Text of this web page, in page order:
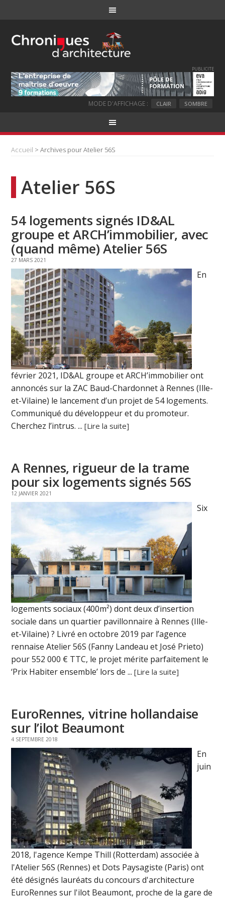
PUBLICITE
MODE D'AFFICHAGE : CLAIR SOMBRE
Accueil > Archives pour Atelier 56S
Atelier 56S
54 logements signés ID&AL
groupe et ARCH’immobilier, avec
(quand même) Atelier 56S
27 MARS 2021
En
février 2021, ID&AL groupe et ARCH’immobilier ont
annoncés sur la ZAC Baud-Chardonnet à Rennes (Ille-
et-Vilaine) le lancement d’un projet de 54 logements.
Communiqué du développeur et du promoteur.
Cherchez l’intrus. ...[Lire la suite]
A Rennes, rigueur de la trame
pour six logements signés 56S
12 JANVIER 2021
Six
logements sociaux (400m²) dont deux d’insertion
sociale dans un quartier pavillonnaire à Rennes (Ille-
et-Vilaine) ? Livré en octobre 2019 par l’agence
rennaise Atelier 56S (Fanny Landeau et José Prieto)
pour 552 000 € TTC, le projet mérite parfaitement le
‘Prix Habiter ensemble’ lors de ...[Lire la suite]
EuroRennes, vitrine hollandaise
sur l’ilot Beaumont
4 SEPTEMBRE 2018
En
juin
2018, l'agence Kempe Thill (Rotterdam) associée à
l'Atelier 56S (Rennes) et Dots Paysagiste (Paris) ont
été désignés lauréats du concours d'architecture
EuroRennes sur l'ilot Beaumont, proche de la gare de